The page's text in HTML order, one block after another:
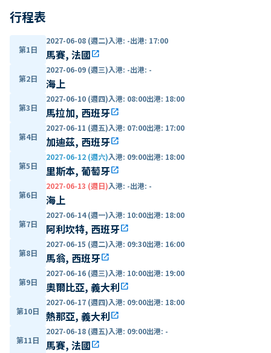
行程表
第1日
2027-06-08 (週二)入港: -出港: 17:00
馬賽, 法國open_in_new
第2日
2027-06-09 (週三)入港: -出港: -
海上
第3日
2027-06-10 (週四)入港: 08:00出港: 18:00
馬拉加, 西班牙open_in_new
第4日
2027-06-11 (週五)入港: 07:00出港: 17:00
加迪茲, 西班牙open_in_new
第5日
2027-06-12 (週六)入港: 09:00出港: 18:00
里斯本, 葡萄牙open_in_new
第6日
2027-06-13 (週日)入港: -出港: -
海上
第7日
2027-06-14 (週一)入港: 10:00出港: 18:00
阿利坎特, 西班牙open_in_new
第8日
2027-06-15 (週二)入港: 09:30出港: 16:00
馬翁, 西班牙open_in_new
第9日
2027-06-16 (週三)入港: 10:00出港: 19:00
奧爾比亞, 義大利open_in_new
第10日
2027-06-17 (週四)入港: 09:00出港: 18:00
熱那亞, 義大利open_in_new
第11日
2027-06-18 (週五)入港: 09:00出港: -
馬賽, 法國open_in_new